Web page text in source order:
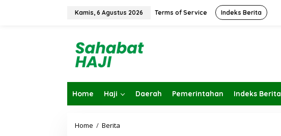
Kamis, 6 Agustus 2026 Terms of Service Indeks Berita
Home Haji Daerah Pemerintahan Indeks Berita
Home / Berita